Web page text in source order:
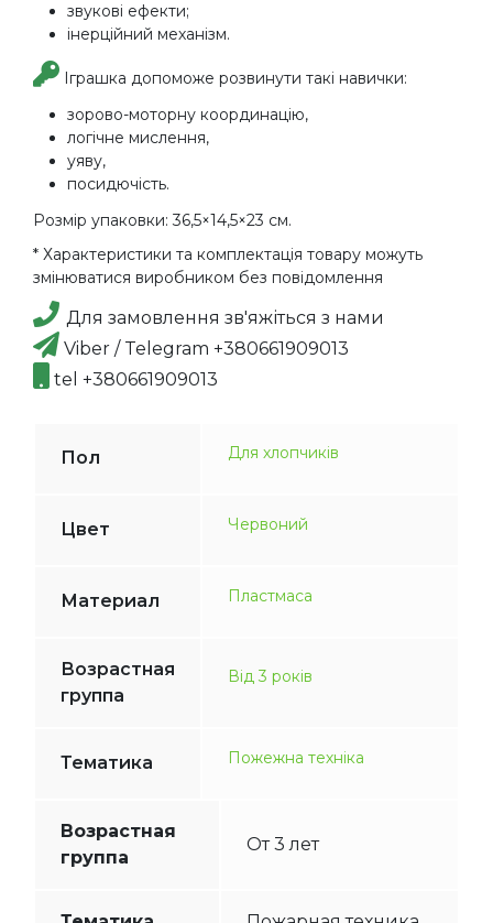
звукові ефекти;
інерційний механізм.
Іграшка допоможе розвинути такі навички:
зорово-моторну координацію,
логічне мислення,
уяву,
посидючість.
Розмір упаковки: 36,5×14,5×23 см.
* Характеристики та комплектація товару можуть
змінюватися виробником без повідомлення
Для замовлення зв'яжіться з нами
Viber / Telegram +380661909013
tel +380661909013
Пол Для хлопчиків
Цвет Червоний
Материал Пластмаса
Возрастная
группа
Від 3 років
Тематика Пожежна техніка
Возрастная
группа
От 3 лет